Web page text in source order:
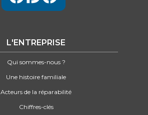
L'ENTREPRISE
Qui sommes-nous ?
Une histoire familiale
Acteurs de la réparabilité
Chiffres-clés